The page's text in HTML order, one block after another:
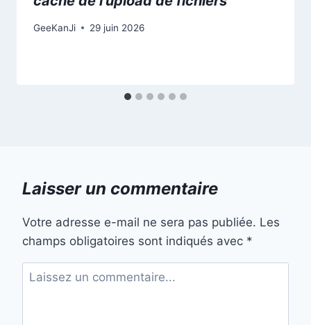
GeeKanJi 29 juin 2026
Laisser un commentaire
Votre adresse e-mail ne sera pas publiée. Les
champs obligatoires sont indiqués avec *